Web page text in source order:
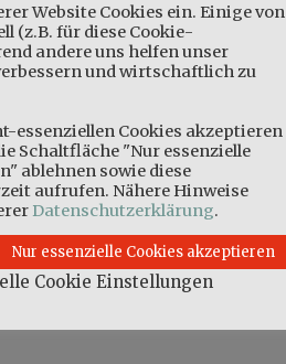
Website Cookies ein. Einige von
(z.B. für diese Cookie-
andere uns helfen unser
und wirtschaftlich zu
essenziellen Cookies akzeptieren
Schaltfläche "Nur essenzielle
ablehnen sowie diese
aufrufen. Nähere Hinweise
Datenschutzerklärung.
Nur essenzielle Cookies akzeptieren
Cookie Einstellungen